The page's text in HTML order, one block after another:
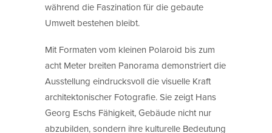
während die Faszination für die gebaute
Umwelt bestehen bleibt.
Mit Formaten vom kleinen Polaroid bis zum
acht Meter breiten Panorama demonstriert die
Ausstellung eindrucksvoll die visuelle Kraft
architektonischer Fotografie. Sie zeigt Hans
Georg Eschs Fähigkeit, Gebäude nicht nur
abzubilden, sondern ihre kulturelle Bedeutung